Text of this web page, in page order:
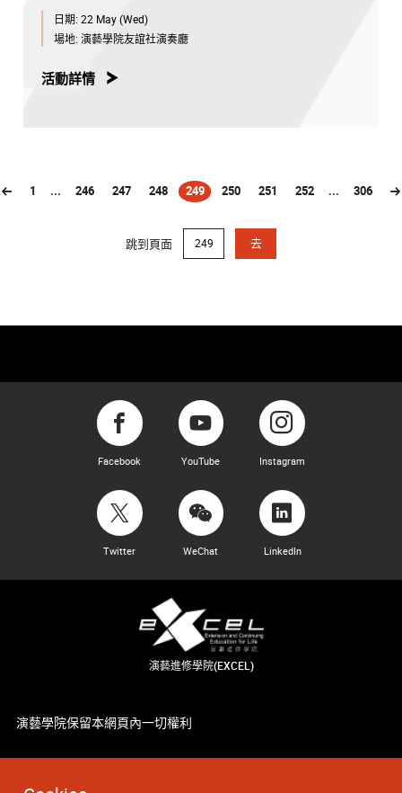
日期: 22 May (Wed)
場地: 演藝學院友誼社演奏廳
活動詳情
1 ... 246 247 248 249
(current)250 251 252 ... 306
跳到頁面 去
Facebook YouTube Instagram
Twitter WeChat LinkedIn
演藝進修學院(EXCEL)
演藝學院保留本網頁內一切權利